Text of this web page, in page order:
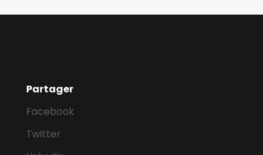
Partager
Facebook
Twitter